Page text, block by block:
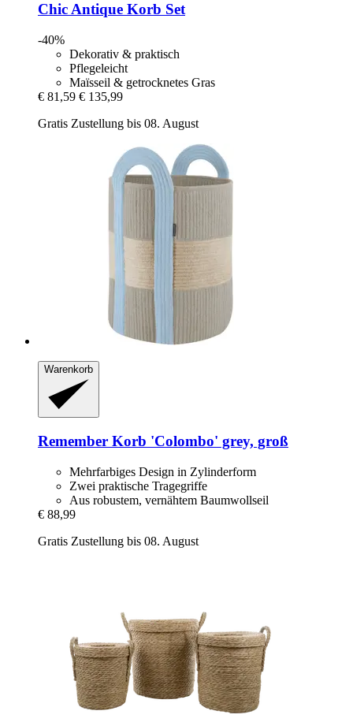
Chic Antique Korb Set
-40%
Dekorativ & praktisch
Pflegeleicht
Maïsseil & getrocknetes Gras
€ 81,59 € 135,99
Gratis Zustellung bis 08. August
Warenkorb
Remember Korb 'Colombo' grey, groß
Mehrfarbiges Design in Zylinderform
Zwei praktische Tragegriffe
Aus robustem, vernähtem Baumwollseil
€ 88,99
Gratis Zustellung bis 08. August